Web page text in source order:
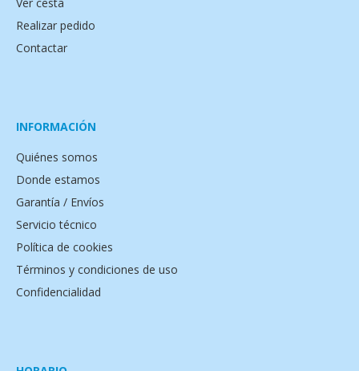
Realizar pedido
Contactar
INFORMACIÓN
Quiénes somos
Donde estamos
Garantía / Envíos
Servicio técnico
Política de cookies
Términos y condiciones de uso
Confidencialidad